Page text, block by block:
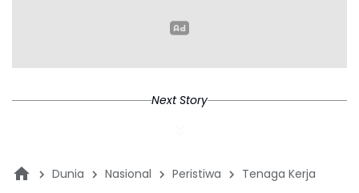
Next Story
Dunia Nasional Peristiwa Tenaga Kerja